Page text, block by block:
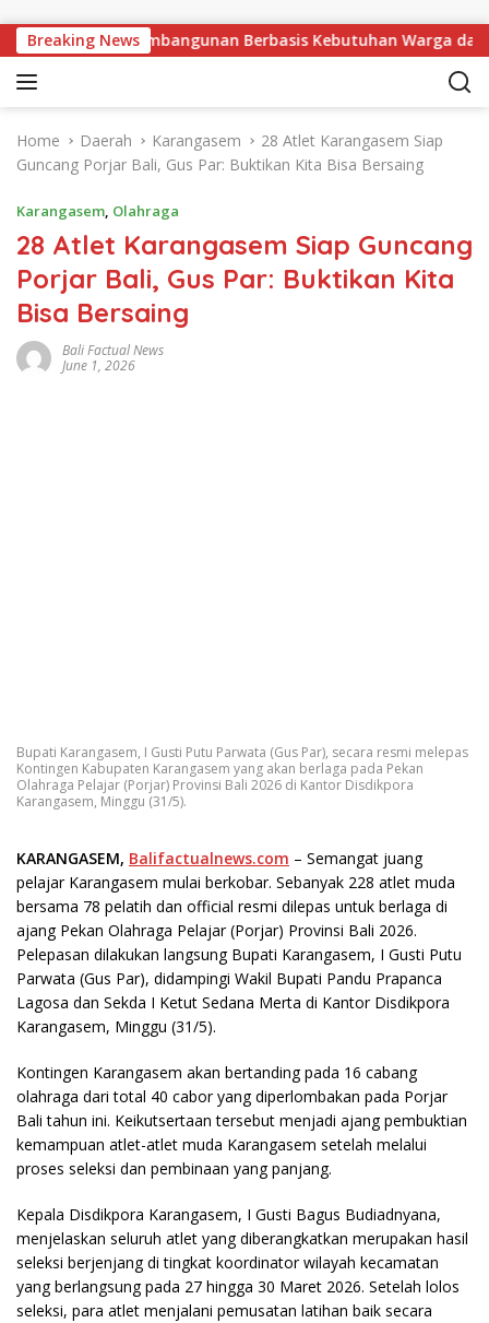
Breaking NewsPembangunan Berbasis Kebutuhan Warga dari
Home Daerah Karangasem
28 Atlet Karangasem Siap
Guncang Porjar Bali, Gus Par: Buktikan Kita Bisa Bersaing
Karangasem, Olahraga
28 Atlet Karangasem Siap Guncang
Porjar Bali, Gus Par: Buktikan Kita
Bisa Bersaing
Bali Factual News
June 1, 2026
Bupati Karangasem, I Gusti Putu Parwata (Gus Par), secara resmi melepas
Kontingen Kabupaten Karangasem yang akan berlaga pada Pekan
Olahraga Pelajar (Porjar) Provinsi Bali 2026 di Kantor Disdikpora
Karangasem, Minggu (31/5).
KARANGASEM, Balifactualnews.com – Semangat juang
pelajar Karangasem mulai berkobar. Sebanyak 228 atlet muda
bersama 78 pelatih dan official resmi dilepas untuk berlaga di
ajang Pekan Olahraga Pelajar (Porjar) Provinsi Bali 2026.
Pelepasan dilakukan langsung Bupati Karangasem, I Gusti Putu
Parwata (Gus Par), didampingi Wakil Bupati Pandu Prapanca
Lagosa dan Sekda I Ketut Sedana Merta di Kantor Disdikpora
Karangasem, Minggu (31/5).
Kontingen Karangasem akan bertanding pada 16 cabang
olahraga dari total 40 cabor yang diperlombakan pada Porjar
Bali tahun ini. Keikutsertaan tersebut menjadi ajang pembuktian
kemampuan atlet-atlet muda Karangasem setelah melalui
proses seleksi dan pembinaan yang panjang.
Kepala Disdikpora Karangasem, I Gusti Bagus Budiadnyana,
menjelaskan seluruh atlet yang diberangkatkan merupakan hasil
seleksi berjenjang di tingkat koordinator wilayah kecamatan
yang berlangsung pada 27 hingga 30 Maret 2026. Setelah lolos
seleksi, para atlet menjalani pemusatan latihan baik secara